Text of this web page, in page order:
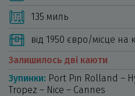
135 миль
від 1950 євро/місце на
Залишилось дві каюти
Зупинки: Port Pin Rolland –
Tropez – Nice – Cannes